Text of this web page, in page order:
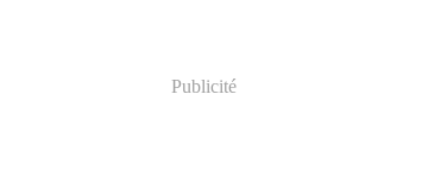
Publicité